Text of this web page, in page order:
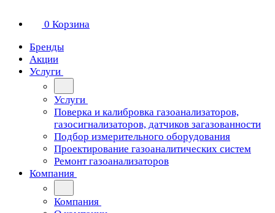
0 Корзина
Бренды
Акции
Услуги
Услуги
Поверка и калибровка газоанализаторов,
газосигнализаторов, датчиков загазованности
Подбор измерительного оборудования
Проектирование газоаналитических систем
Ремонт газоанализаторов
Компания
Компания